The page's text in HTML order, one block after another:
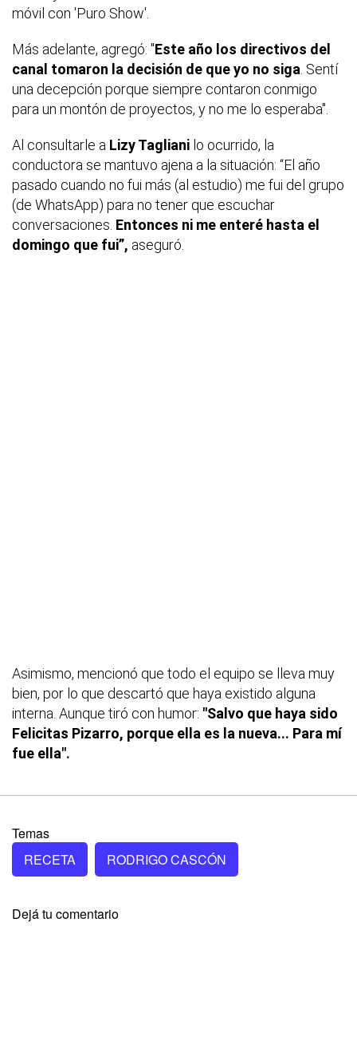
móvil con 'Puro Show'.
Más adelante, agregó: "Este año los directivos del
canal tomaron la decisión de que yo no siga . Sentí
una decepción porque siempre contaron conmigo
para un montón de proyectos, y no me lo esperaba".
Al consultarle a Lizy Tagliani lo ocurrido, la
conductora se mantuvo ajena a la situación: “El año
pasado cuando no fui más (al estudio) me fui del grupo
(de WhatsApp) para no tener que escuchar
conversaciones. Entonces ni me enteré hasta el
domingo que fui”, aseguró.
Asimismo, mencionó que todo el equipo se lleva muy
bien, por lo que descartó que haya existido alguna
interna. Aunque tiró con humor: "Salvo que haya sido
Felicitas Pizarro, porque ella es la nueva... Para mí
fue ella".
Temas
RECETA
RODRIGO CASCÓN
Dejá tu comentario